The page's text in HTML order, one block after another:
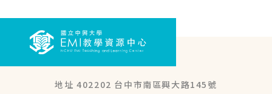
地址 402202 台中市南區興大路145號